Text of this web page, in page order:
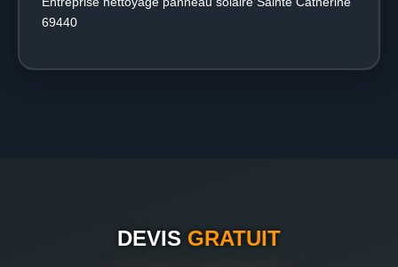
69440
DEVIS GRATUIT